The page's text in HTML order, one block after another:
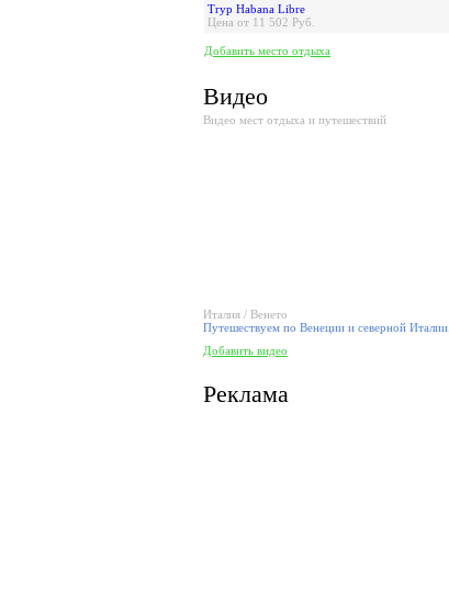
Tryp Habana Libre
Цена от 11 502 Руб.
Добавить место отдыха
Видео
Видео мест отдыха и путешествий
Италия / Венето
Путешествуем по Венеции и северной Италии..
Добавить видео
Реклама